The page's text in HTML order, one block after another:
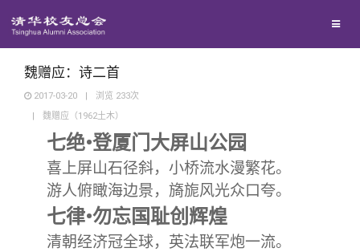
校友讲坛
校友视界
魏赠应：诗二首
2017-03-20 | 浏览 233次
|
魏赠应（1962土木）
七绝•登厦门大屏山公园
喜上屏山石径斜，小桥流水漫繁花。
游人俯瞰海边景，旖旎风光众口夸。
七律•勿忘国耻创辉煌
清朝经济冠全球，英法联军炮一流。